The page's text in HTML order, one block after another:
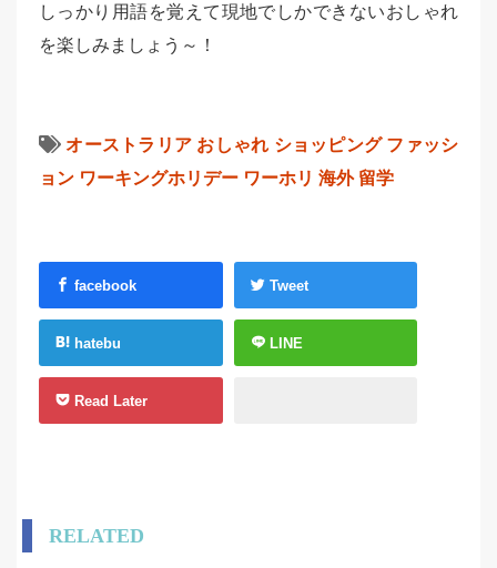
しっかり用語を覚えて現地でしかできないおしゃれ
を楽しみましょう～！
オーストラリア おしゃれ ショッピング ファッシ
ョン ワーキングホリデー ワーホリ 海外 留学
facebook Tweet
hatebu LINE
Read Later
RELATED